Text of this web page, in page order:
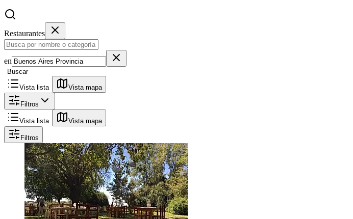
Restaurantes
en
Buscar
Vista lista Vista mapa
Filtros
Vista lista Vista mapa
Filtros